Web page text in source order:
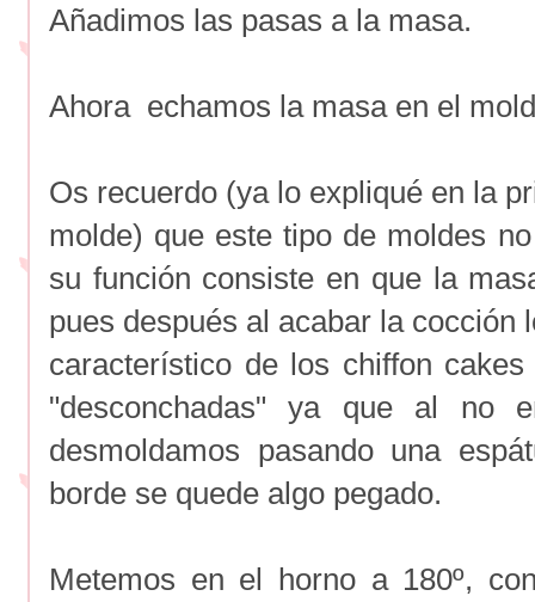
Añadimos las pasas a la masa.
Ahora echamos la masa en el
Os recuerdo (ya lo expliqué en la
molde) que este tipo de moldes
su función consiste en que la
pues después al acabar la cocción
característico de los chiffon
"desconchadas" ya que al no
desmoldamos pasando una
borde se quede algo pegado.
Metemos en el horno a 180º,